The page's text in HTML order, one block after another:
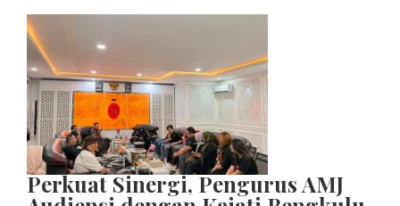
Perkuat Sinergi, Pengurus AMJ